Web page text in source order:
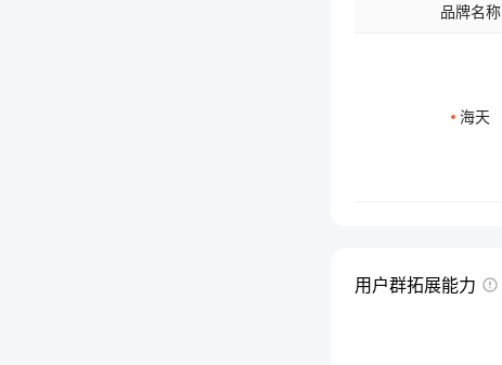
品牌名称
海天
用户群拓展能力